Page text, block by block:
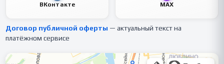
ВКонтакте MAX
Договор публичной оферты — актуальный текст на
платёжном сервисе